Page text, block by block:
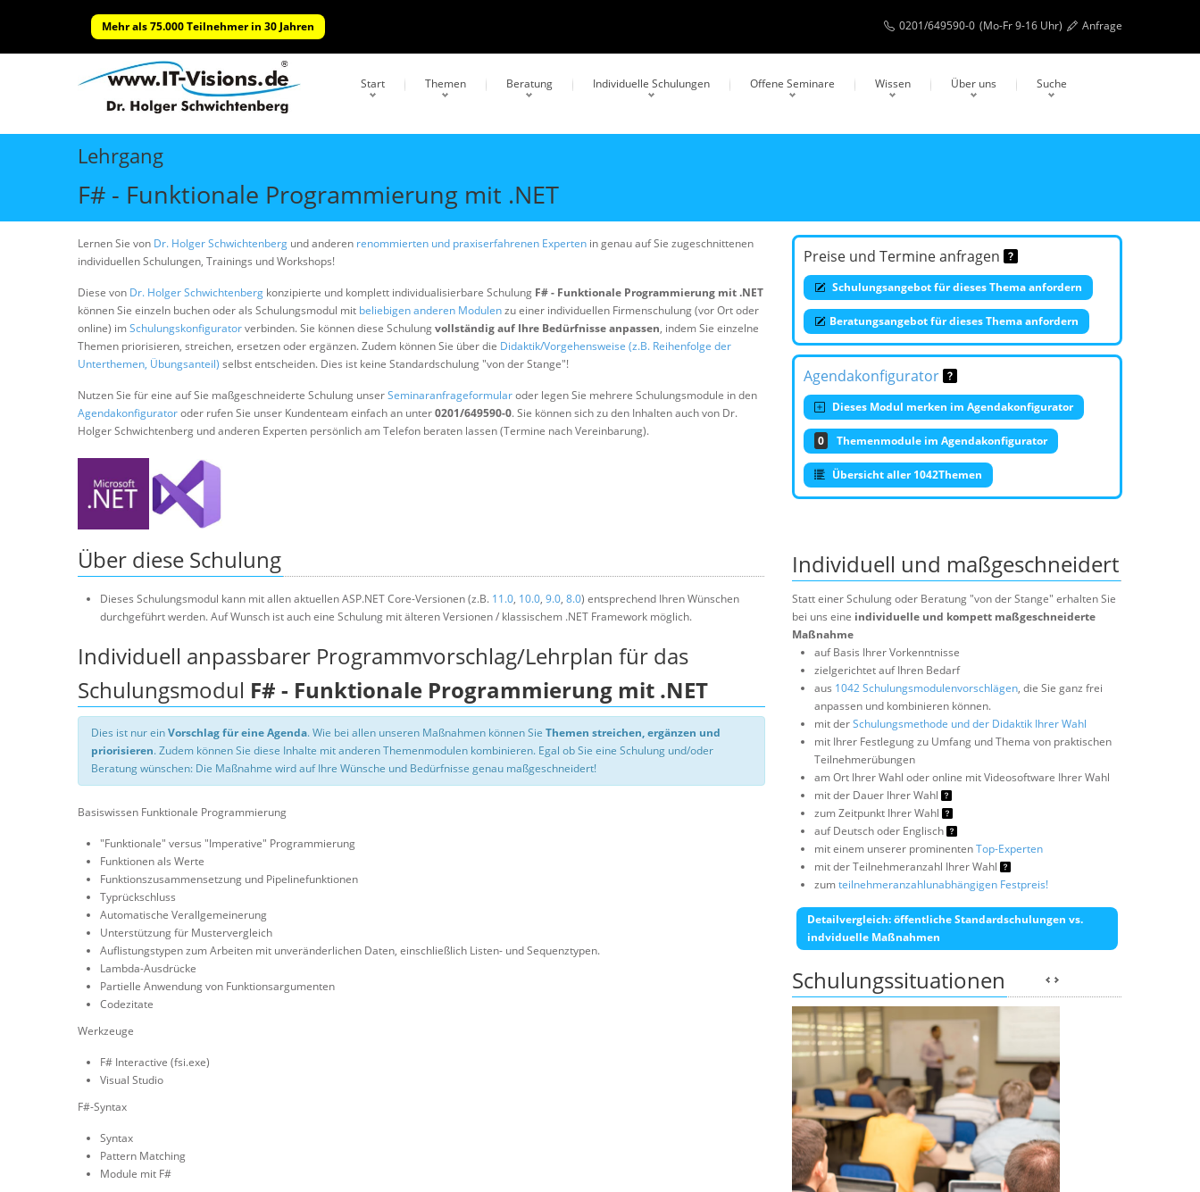
Mehr als 75.000 Teilnehmer in 30 Jahren 0201/649590-0 (Mo-Fr 9-16 Uhr) Anfrage
Start Themen Beratung Individuelle Schulungen Offene Seminare Wissen Über uns Suche
Lehrgang
F# - Funktionale Programmierung mit .NET
Lernen Sie von Dr. Holger Schwichtenberg und anderen renommierten und praxiserfahrenen Experten in genau auf Sie zugeschnittenen
individuellen Schulungen, Trainings und Workshops!
Diese von Dr. Holger Schwichtenberg konzipierte und komplett individualisierbare Schulung F# - Funktionale Programmierung mit .NET
können Sie einzeln buchen oder als Schulungsmodul mit beliebigen anderen Modulenzu einer individuellen Firmenschulung (vor Ort oder
online) imSchulungskonfiguratorverbinden. Sie können diese Schulungvollständig auf Ihre Bedürfnisse anpassen, indem Sie einzelne
Themen priorisieren, streichen, ersetzen oder ergänzen. Zudem können Sie über die Didaktik/Vorgehensweise (z.B. Reihenfolge der
Unterthemen, Übungsanteil) selbst entscheiden. Dies ist keine Standardschulung "von der Stange"!
Nutzen Sie für eine auf Sie maßgeschneiderte Schulung unserSeminaranfrageformularoder legen Sie mehrere Schulungsmodule in den
Agendakonfiguratoroder rufen Sie unser Kundenteam einfach an unter0201/649590-0. Sie können sich zu den Inhalten auch von Dr.
Holger Schwichtenberg und anderen Experten persönlich am Telefon beraten lassen (Termine nach Vereinbarung).
Preise und Termine anfragen
Schulungsangebot für dieses Thema anfordern
Beratungsangebot für dieses Thema anfordern
Agendakonfigurator
Dieses Modul merken im Agendakonfigurator
0 Themenmodule im Agendakonfigurator
Übersicht aller 1042Themen
Über diese Schulung
Dieses Schulungsmodul kann mit allen aktuellen ASP.NET Core-Versionen (z.B. 11.0, 10.0, 9.0, 8.0) entsprechend Ihren Wünschen
durchgeführt werden. Auf Wunsch ist auch eine Schulung mit älteren Versionen / klassischem .NET Framework möglich.
Individuell anpassbarer Programmvorschlag/Lehrplan für das
Schulungsmodul F# - Funktionale Programmierung mit .NET
Dies ist nur einVorschlag für eine Agenda. Wie bei allen unseren Maßnahmen können Sie Themen streichen, ergänzen und
priorisieren. Zudem können Sie diese Inhalte mit anderen Themenmodulen kombinieren. Egal ob Sie eine Schulung und/oder
Beratung wünschen: Die Maßnahme wird auf Ihre Wünsche und Bedürfnisse genau maßgeschneidert!
Basiswissen Funktionale Programmierung
"Funktionale" versus "Imperative" Programmierung
Funktionen als Werte
Funktionszusammensetzung und Pipelinefunktionen
Typrückschluss
Automatische Verallgemeinerung
Unterstützung für Mustervergleich
Auflistungstypen zum Arbeiten mit unveränderlichen Daten, einschließlich Listen- und Sequenztypen.
Lambda-Ausdrücke
Partielle Anwendung von Funktionsargumenten
Codezitate
Werkzeuge
F# Interactive (fsi.exe)
Visual Studio
F#-Syntax
Syntax
Pattern Matching
Module mit F#
Individuell und maßgeschneidert
Statt einer Schulung oder Beratung "von der Stange" erhalten Sie
bei uns eine individuelle und kompett maßgeschneiderte
Maßnahme
auf Basis Ihrer Vorkenntnisse
zielgerichtet auf Ihren Bedarf
aus 1042 Schulungsmodulenvorschlägen, die Sie ganz frei
anpassen und kombinieren können.
mit derSchulungsmethode und der Didaktik Ihrer Wahl
mit Ihrer Festlegung zu Umfang und Thema von praktischen
Teilnehmerübungen
am Ort Ihrer Wahl oder online mit Videosoftware Ihrer Wahl
mit der Dauer Ihrer Wahl
zum Zeitpunkt Ihrer Wahl
auf Deutsch oder Englisch
mit einem unserer prominentenTop-Experten
mit der Teilnehmeranzahl Ihrer Wahl
zumteilnehmeranzahlunabhängigen Festpreis!
Detailvergleich: öffentliche Standardschulungen vs.
indviduelle Maßnahmen
Schulungssituationen